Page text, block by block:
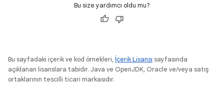
Bu size yardımcı oldu mu?
Bu sayfadaki içerik ve kod örnekleri, İçerik Lisansı sayfasında
açıklanan lisanslara tabidir. Java ve OpenJDK, Oracle ve/veya satış
ortaklarının tescilli ticari markasıdır.